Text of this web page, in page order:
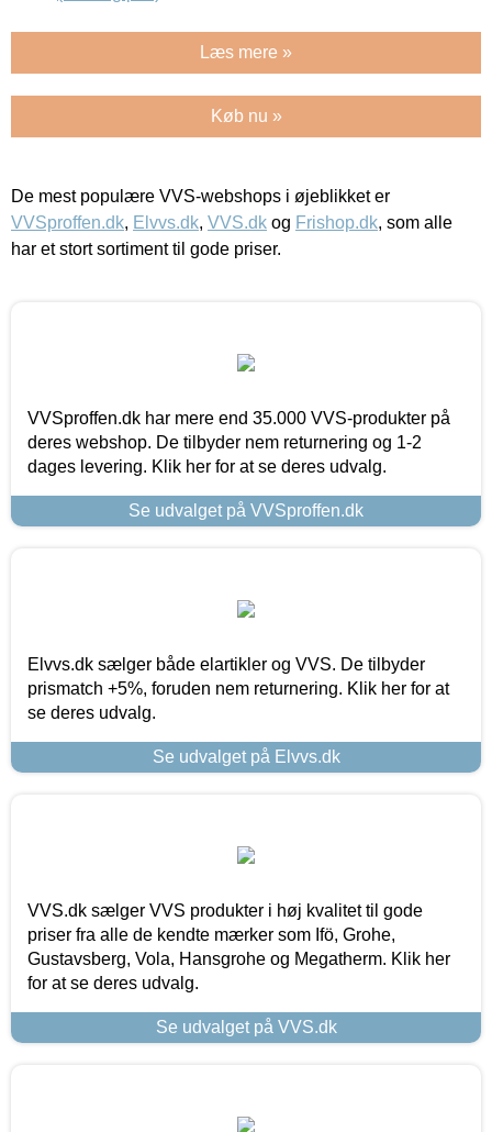
Læs mere »
Køb nu »
De mest populære VVS-webshops i øjeblikket er
VVSproffen.dk, Elvvs.dk, VVS.dk og Frishop.dk, som alle
har et stort sortiment til gode priser.
VVSproffen.dk har mere end 35.000 VVS-produkter på
deres webshop. De tilbyder nem returnering og 1-2
dages levering. Klik her for at se deres udvalg.
Se udvalget på VVSproffen.dk
Elvvs.dk sælger både elartikler og VVS. De tilbyder
prismatch +5%, foruden nem returnering. Klik her for at
se deres udvalg.
Se udvalget på Elvvs.dk
VVS.dk sælger VVS produkter i høj kvalitet til gode
priser fra alle de kendte mærker som Ifö, Grohe,
Gustavsberg, Vola, Hansgrohe og Megatherm. Klik her
for at se deres udvalg.
Se udvalget på VVS.dk